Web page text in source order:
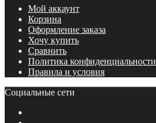
Мой аккаунт
Корзина
Оформление заказа
Хочу купить
Сравнить
Политика конфиденциальности
Правила и условия
Социальные сети